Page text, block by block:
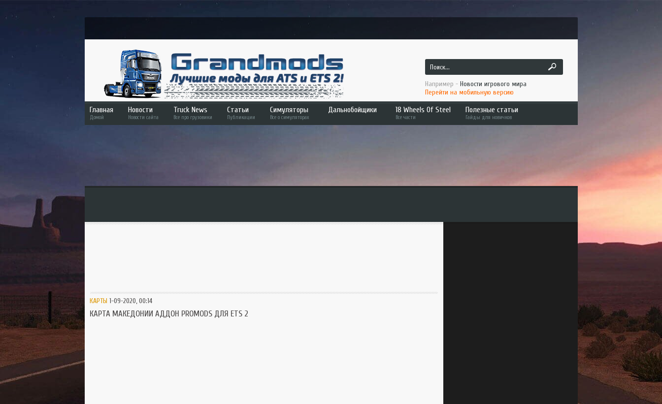
Например - Новости игрового мира
Перейти на мобильную версию
Главная
Домой
Новости
Новости сайта
Truck News
Все про грузовики
Статьи
Публикации
Симуляторы
Все о симуляторах
SnowRunner
Дальнобойщики 18 Wheels Of Steel
Все части
Extreme Trucker
Полезные статьи
Гайды для новичков
КАРТЫ 1-09-2020, 00:14
КАРТА МАКЕДОНИИ АДДОН PROMODS ДЛЯ ETS 2